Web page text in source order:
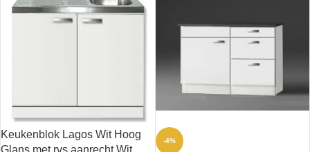
Keukenblok Lagos Wit Hoog
Glans met rvs aanrecht Wit
-4%